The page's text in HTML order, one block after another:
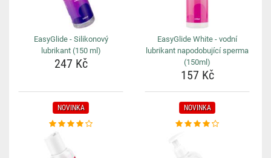
EasyGlide - Silikonový
lubrikant (150 ml)
247 Kč
EasyGlide White - vodní
lubrikant napodobující sperma
(150ml)
157 Kč
NOVINKA NOVINKA